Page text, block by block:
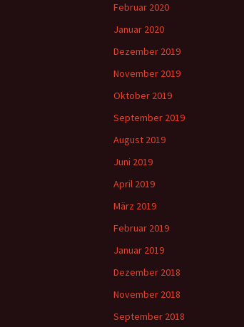
Februar 2020
Januar 2020
Dezember 2019
November 2019
Oktober 2019
September 2019
August 2019
Juni 2019
April 2019
März 2019
Februar 2019
Januar 2019
Dezember 2018
November 2018
September 2018